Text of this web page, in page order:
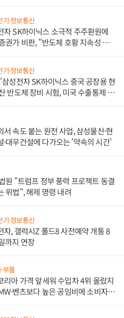
기·정보통신
자 SK하이닉스 소극적 주주환원에
권가 비판, "반도체 호황 지속성 의
기·정보통신
성전자 SK하이닉스 중국 공장용 현
반도체 장비 시험, 미국 수출통제 대
서 속도 붙는 원전 사업, 삼성물산·현
·대우건설에 다가오는 '약속의 시간'
원 "트럼프 정부 풍력 프로젝트 동결
위법", 해제 명령 내려
기·정보통신
자, 갤럭시Z 폴드8 사전예약 개통 8
까지 연장
부품
리아 가격 앞세워 수입차 4위 올랐지
벤츠보다 높은 공임비에 소비자